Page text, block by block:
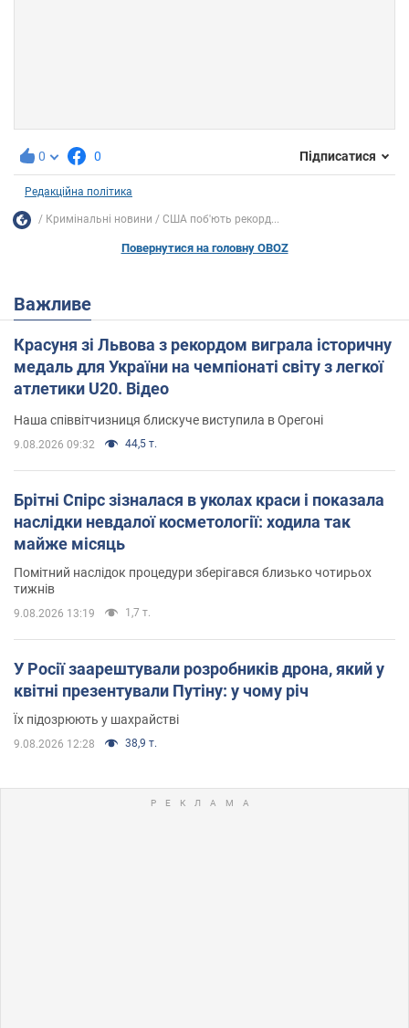
0 0 Підписатися
Редакційна політика
Кримінальні новини США поб'ють рекорд...
Повернутися на головну OBOZ
Важливе
Красуня зі Львова з рекордом виграла історичну
медаль для України на чемпіонаті світу з легкої
атлетики U20. Відео
Наша співвітчизниця блискуче виступила в Орегоні
9.08.2026 09:32 44,5 т.
Брітні Спірс зізналася в уколах краси і показала
наслідки невдалої косметології: ходила так
майже місяць
Помітний наслідок процедури зберігався близько чотирьох
тижнів
9.08.2026 13:19 1,7 т.
У Росії заарештували розробників дрона, який у
квітні презентували Путіну: у чому річ
Їх підозрюють у шахрайстві
9.08.2026 12:28 38,9 т.